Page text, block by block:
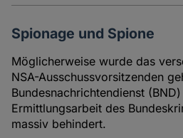
Spionage und Spione
Möglicherweise wurde das
NSA-Ausschussvorsitzenden
Bundesnachrichtendienst
Ermittlungsarbeit des
massiv behindert.